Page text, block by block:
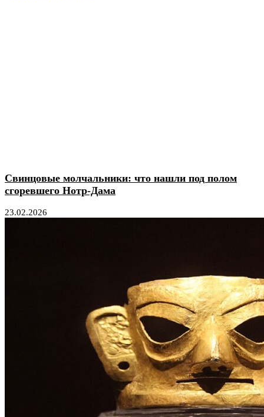
Свинцовые молчальники: что нашли под полом
сгоревшего Нотр-Дама
23.02.2026